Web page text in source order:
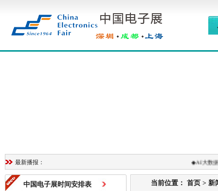
最新播报： AI大数据
中国电子展时间安排表 当前位置： 首页 > 新